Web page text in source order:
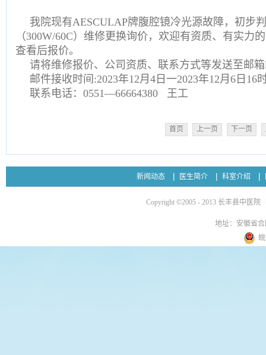
我院现有AESCULAP牌腹腔镜冷光源故障，初步
（300W/60C）维修更换询价，欢迎有资质、有实力
查看后报价。
请将维修报价、公司资质、联系方式等发送至邮箱
邮件接收时间:2023年12月4日一2023年12月6日16
联系电话：0551—66664380 王工
首页 上一页 下一页
新闻动态 医生简介 科室介绍
Copyright ©2005 - 2013 长丰县中医院
地址：安徽省